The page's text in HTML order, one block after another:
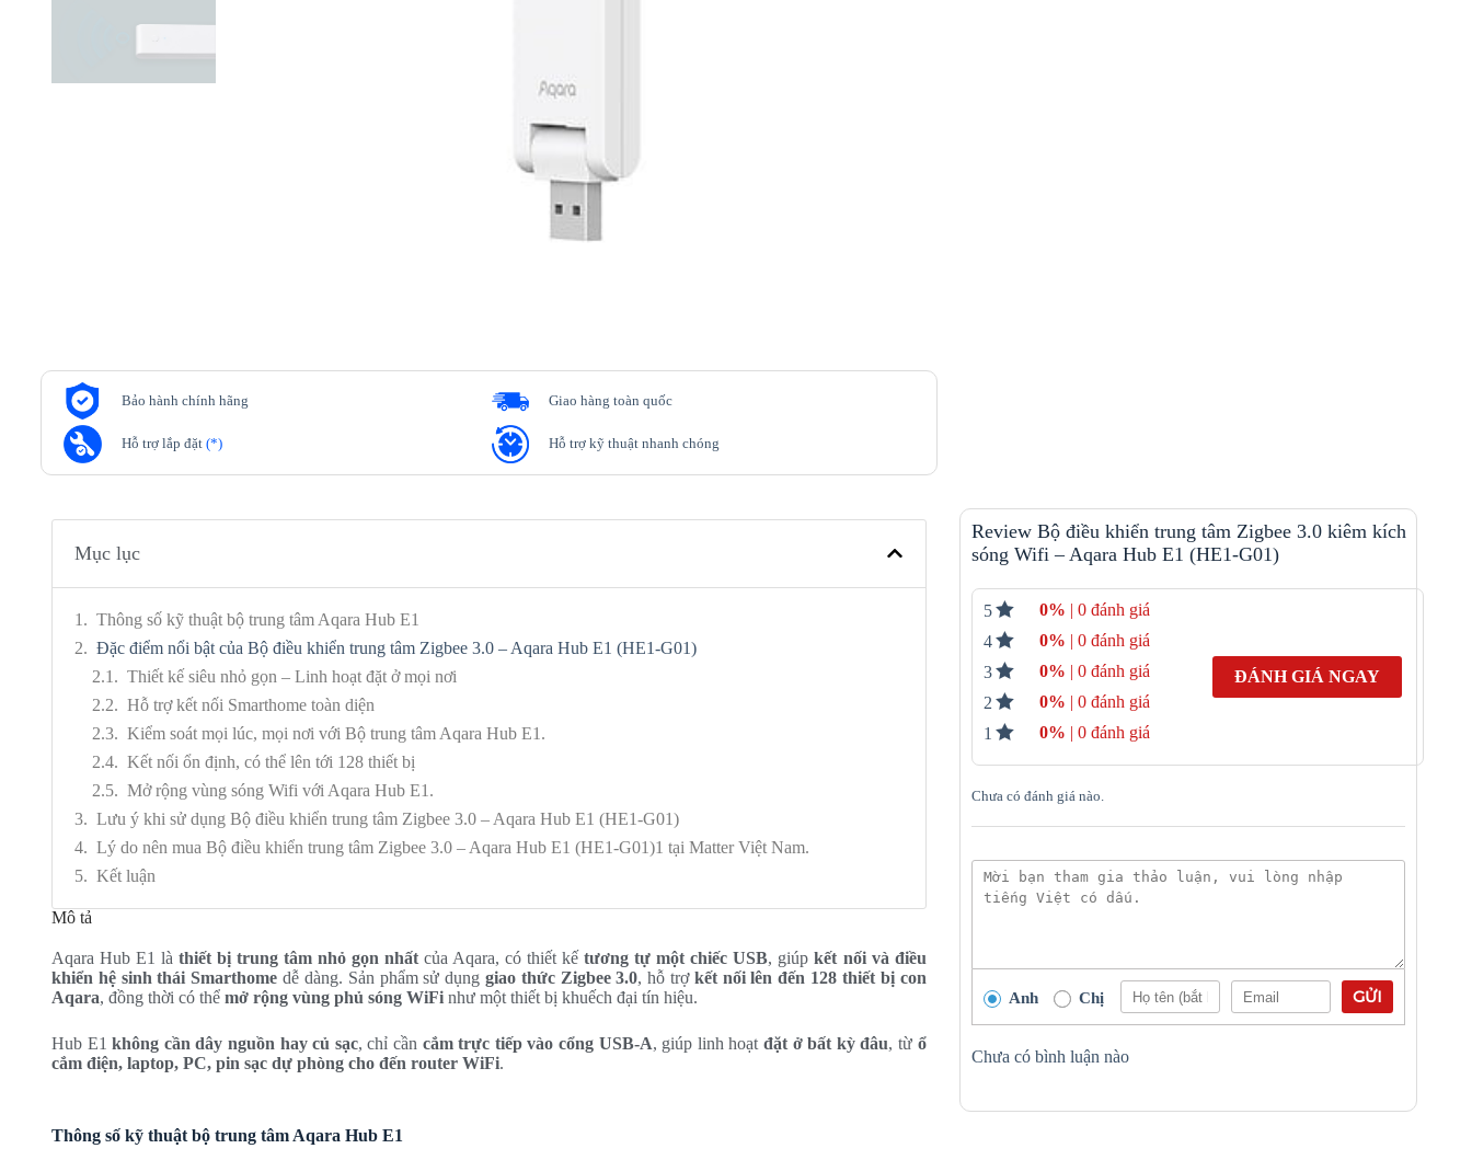
Bảo hành chính hãng Giao hàng toàn quốc
Hỗ trợ lắp đặt (*) Hỗ trợ kỹ thuật nhanh chóng
Mục lục
Thông số kỹ thuật bộ trung tâm Aqara Hub E1
Đặc điểm nổi bật của Bộ điều khiển trung tâm Zigbee 3.0 – Aqara Hub E1 (HE1-G01)
Thiết kế siêu nhỏ gọn – Linh hoạt đặt ở mọi nơi
Hỗ trợ kết nối Smarthome toàn diện
Kiểm soát mọi lúc, mọi nơi với Bộ trung tâm Aqara Hub E1.
Kết nối ổn định, có thể lên tới 128 thiết bị
Mở rộng vùng sóng Wifi với Aqara Hub E1.
Lưu ý khi sử dụng Bộ điều khiển trung tâm Zigbee 3.0 – Aqara Hub E1 (HE1-G01)
Lý do nên mua Bộ điều khiển trung tâm Zigbee 3.0 – Aqara Hub E1 (HE1-G01)1 tại Matter Việt Nam.
Kết luận
Mô tả
Aqara Hub E1 làthiết bị trung tâm nhỏ gọn nhất của Aqara, có thiết kếtương tự một chiếc USB, giúpkết nối và điều
khiển hệ sinh thái Smarthome dễ dàng. Sản phẩm sử dụng giao thức Zigbee 3.0, hỗ trợ kết nối lên đến 128 thiết bị con
Aqara, đồng thời có thể mở rộng vùng phủ sóng WiFi như một thiết bị khuếch đại tín hiệu.
Hub E1không cần dây nguồn hay củ sạc, chỉ cần cắm trực tiếp vào cổng USB-A, giúp linh hoạt đặt ở bất kỳ đâu, từ ổ
cắm điện, laptop, PC, pin sạc dự phòng cho đến router WiFi.
Thông số kỹ thuật bộ trung tâm Aqara Hub E1
Review Bộ điều khiển trung tâm Zigbee 3.0 kiêm kích
sóng Wifi – Aqara Hub E1 (HE1-G01)
5 0% | 0 đánh giá
4
0% | 0 đánh giá
3
0% | 0 đánh giá
2
0% | 0 đánh giá
1
0% | 0 đánh giá
ĐÁNH GIÁ NGAY
Chưa có đánh giá nào.
Anh Chị GỬI
Chưa có bình luận nào